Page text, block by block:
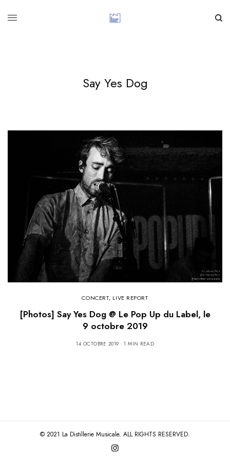
Say Yes Dog
CONCERT, LIVE REPORT
[Photos] Say Yes Dog @ Le Pop Up du Label, le
9 octobre 2019
14 OCTOBRE 2019 1 MIN READ
© 2021 La Distillerie Musicale. ALL RIGHTS RESERVED.